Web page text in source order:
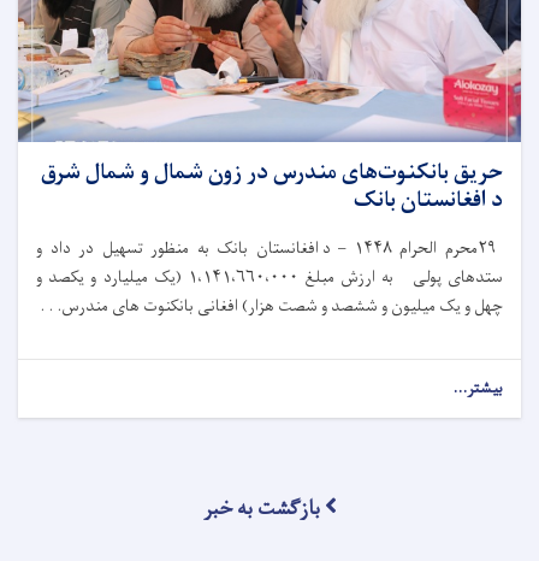
حریق بانکنوت‌های مندرس در زون شمال و شمال شرق
د افغانستان بانک
۲۹محرم الحرام۱۴۴۸ –
د افغانستان بانک به‌ منظور تسهیل در داد و
ستدهای پولی به ارزش مبلغ ۱،۱۴۱،۶۶۰،۰۰۰ ( یک میلیارد و یکصد و
چهل و یک میلیون و ششصد و شصت هزار) افغانی بانکنوت های مندرس. . .
بیشتر...
بازگشت به خبر